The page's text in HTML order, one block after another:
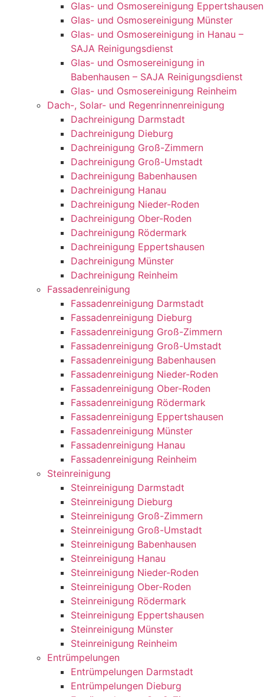
Glas- und Osmosereinigung Eppertshausen
Glas- und Osmosereinigung Münster
Glas- und Osmosereinigung in Hanau –
SAJA Reinigungsdienst
Glas- und Osmosereinigung in
Babenhausen – SAJA Reinigungsdienst
Glas- und Osmosereinigung Reinheim
Dach-, Solar- und Regenrinnenreinigung
Dachreinigung Darmstadt
Dachreinigung Dieburg
Dachreinigung Groß-Zimmern
Dachreinigung Groß-Umstadt
Dachreinigung Babenhausen
Dachreinigung Hanau
Dachreinigung Nieder-Roden
Dachreinigung Ober-Roden
Dachreinigung Rödermark
Dachreinigung Eppertshausen
Dachreinigung Münster
Dachreinigung Reinheim
Fassadenreinigung
Fassadenreinigung Darmstadt
Fassadenreinigung Dieburg
Fassadenreinigung Groß-Zimmern
Fassadenreinigung Groß-Umstadt
Fassadenreinigung Babenhausen
Fassadenreinigung Nieder-Roden
Fassadenreinigung Ober-Roden
Fassadenreinigung Rödermark
Fassadenreinigung Eppertshausen
Fassadenreinigung Münster
Fassadenreinigung Hanau
Fassadenreinigung Reinheim
Steinreinigung
Steinreinigung Darmstadt
Steinreinigung Dieburg
Steinreinigung Groß-Zimmern
Steinreinigung Groß-Umstadt
Steinreinigung Babenhausen
Steinreinigung Hanau
Steinreinigung Nieder-Roden
Steinreinigung Ober-Roden
Steinreinigung Rödermark
Steinreinigung Eppertshausen
Steinreinigung Münster
Steinreinigung Reinheim
Entrümpelungen
Entrümpelungen Darmstadt
Entrümpelungen Dieburg